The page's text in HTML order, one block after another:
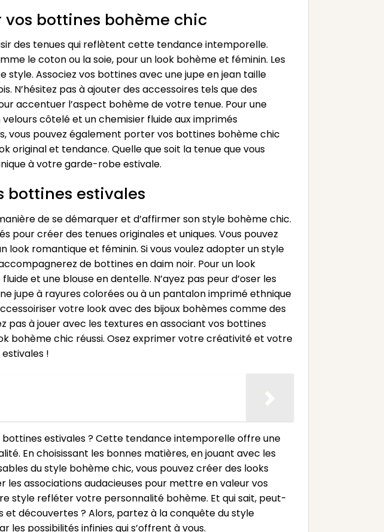
bottines bohème chic
des tenues qui reflètent cette tendance intemporelle.
le coton ou la soie, pour un look bohème et féminin. Les
Associez vos bottines avec une jupe en jean taille
pas à ajouter des accessoires tels que des
accentuer l’aspect bohème de votre tenue. Pour une
côtelé et un chemisier fluide aux imprimés
vous pouvez également porter vos bottines bohème chic
original et tendance. Quelle que soit la tenue que vous
à votre garde-robe estivale.
bottines estivales
de se démarquer et d’affirmer son style bohème chic.
pour créer des tenues originales et uniques. Vous pouvez
romantique et féminin. Si vous voulez adopter un style
de bottines en daim noir. Pour un look
et une blouse en dentelle. N’ayez pas peur d’oser les
jupe à rayures colorées ou à un pantalon imprimé ethnique
votre look avec des bijoux bohèmes comme des
pas à jouer avec les textures en associant vos bottines
bohème chic réussi. Osez exprimer votre créativité et votre
!
estivales ? Cette tendance intemporelle offre une
En choisissant les bonnes matières, en jouant avec les
du style bohème chic, vous pouvez créer des looks
les associations audacieuses pour mettre en valeur vos
style refléter votre personnalité bohème. Et qui sait, peut-
découvertes ? Alors, partez à la conquête du style
possibilités infinies qui s’offrent à vous.